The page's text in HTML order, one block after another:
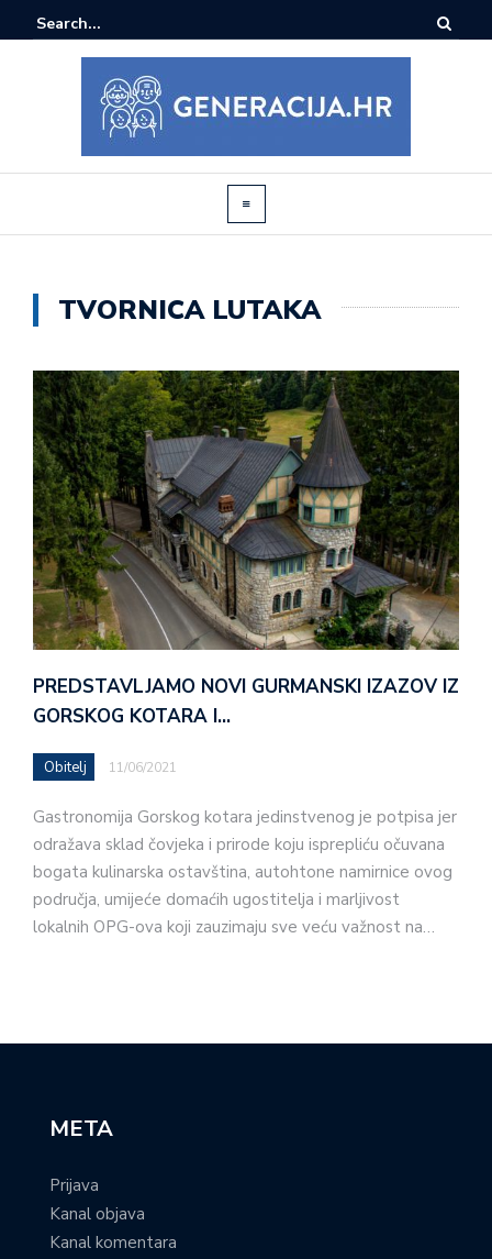
TVORNICA LUTAKA
PREDSTAVLJAMO NOVI GURMANSKI IZAZOV IZ
GORSKOG KOTARA I…
Obitelj 11/06/2021
Gastronomija Gorskog kotara jedinstvenog je potpisa jer
odražava sklad čovjeka i prirode koju isprepliću očuvana
bogata kulinarska ostavština, autohtone namirnice ovog
područja, umijeće domaćih ugostitelja i marljivost
lokalnih OPG-ova koji zauzimaju sve veću važnost na…
META
Prijava
Kanal objava
Kanal komentara